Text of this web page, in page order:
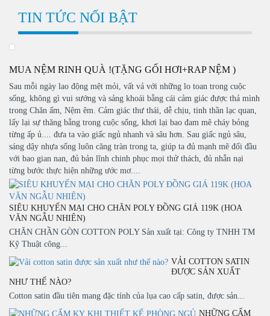
TIN TỨC NỔI BẬT
MUA NỆM RINH QUÀ !(TẶNG GỐI HƠI+RAP NỆM )
Sau mỗi ngày lao động mệt mỏi, vất vả với những lo toan trong cuộc
sống, không gì vui sướng và sảng khoái bằng cái cảm giác được thả mình
trong Chăn ấm, Nệm êm. Cảm giác thư thái, dễ chịu, tinh thần lạc quan,
lấy lại sự thăng bằng trong cuộc sống, khơi lại bao đam mê cháy bỏng
từng ấp ủ.... đưa ta vào giấc ngủ nhanh và sâu hơn. Sau giấc ngủ sâu,
sáng dậy nhựa sống luôn căng tràn trong ta, giúp ta đủ mạnh mẽ đối đầu
với bao gian nan, đủ bản lĩnh chinh phục mọi thử thách, đủ nhẫn nại
từng bước thực hiện những ước mơ....
SIÊU KHUYẾN MẠI CHO CHĂN POLY ĐỒNG GIÁ 119K (HOA
VĂN NGẪU NHIÊN)
CHĂN CHẦN GÒN COTTON POLY Sản xuất tại: Công ty TNHH TM
Kỹ Thuật công...
VẢI COTTON SATIN
ĐƯỢC SẢN XUẤT
NHƯ THẾ NÀO?
Cotton satin đầu tiên mang đặc tính của lụa cao cấp satin, được sản...
NHỮNG CẤM